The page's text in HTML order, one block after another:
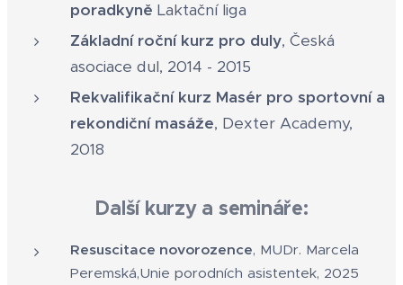
poradkyně Laktační liga
Základní roční kurz pro duly, Česká
asociace dul, 2014 - 2015
Rekvalifikační kurz Masér pro sportovní a
rekondiční masáže, Dexter Academy,
2018
Další kurzy a semináře:
Resuscitace novorozence, MUDr. Marcela
Peremská,Unie porodních asistentek, 2025